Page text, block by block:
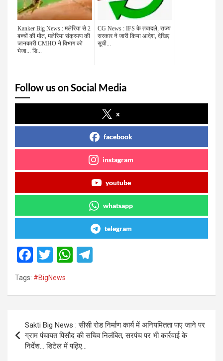
Kanker Big News : मलेरिया से 2
बच्चों की मौत, मलेरिया संक्रमण की
जानकारी CMHO ने विभाग को
भेजा... डि...
CG News : IFS के तबादले, राज्य
सरकार ने जारी किया आदेश, देखिए
सूची...
Follow us on Social Media
x
facebook
instagram
youtube
whatsapp
telegram
F
a
ce
o
o
k
T
tt
W
A
p
p
a
m
Tags: #BigNews
navigation
Sakti Big News : सीसी रोड निर्माण कार्य में अनियमितता पाए जाने पर
ग्राम पंचायत पिसौद की सचिव निलंबित, सरपंच पर भी कार्रवाई के
निर्देश… डिटेल में पढ़िए…